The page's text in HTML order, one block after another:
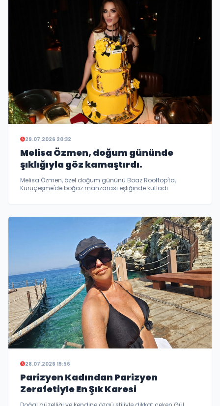
29.07.2026 20:32
Melisa Özmen, doğum gününde
şıklığıyla göz kamaştırdı.
Melisa Özmen, özel doğum gününü Boaz Rooftop'ta,
Kuruçeşme'de boğaz manzarası eşliğinde kutladı.
28.07.2026 19:56
Parizyen Kadından Parizyen
Zerafetiyle En Şık Karesi